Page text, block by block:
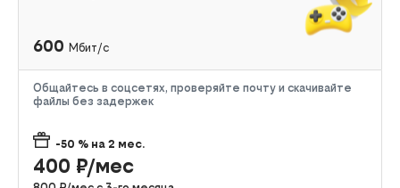
600 Мбит/с
Общайтесь в соцсетях, проверяйте почту и скачивайте
файлы без задержек
-50 % на 2 мес.
400 ₽/мес